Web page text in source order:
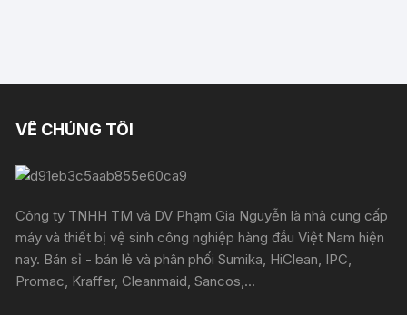
VỀ CHÚNG TÔI
Công ty TNHH TM và DV Phạm Gia Nguyễn là nhà cung cấp
máy và thiết bị vệ sinh công nghiệp hàng đầu Việt Nam hiện
nay. Bán sỉ - bán lẻ và phân phối Sumika, HiClean, IPC,
Promac, Kraffer, Cleanmaid, Sancos,...